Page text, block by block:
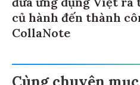
củ hành đến thành
CollaNote
Cùng chuyên mục